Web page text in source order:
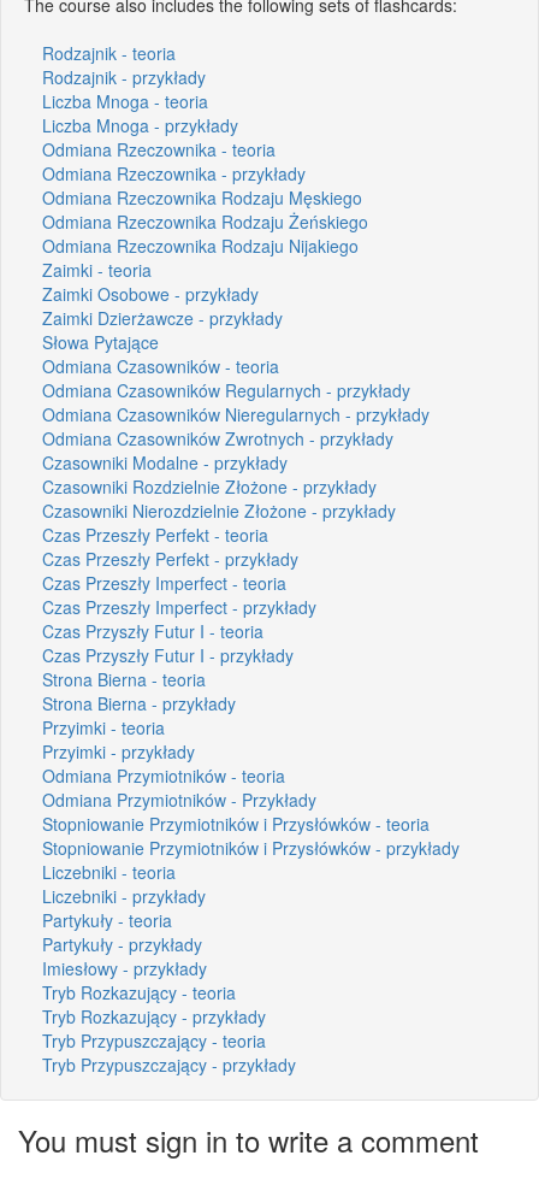
Rodzajnik - teoria
Rodzajnik - przykłady
Liczba Mnoga - teoria
Liczba Mnoga - przykłady
Odmiana Rzeczownika - teoria
Odmiana Rzeczownika - przykłady
Odmiana Rzeczownika Rodzaju Męskiego
Odmiana Rzeczownika Rodzaju Żeńskiego
Odmiana Rzeczownika Rodzaju Nijakiego
Zaimki - teoria
Zaimki Osobowe - przykłady
Zaimki Dzierżawcze - przykłady
Słowa Pytające
Odmiana Czasowników - teoria
Odmiana Czasowników Regularnych - przykłady
Odmiana Czasowników Nieregularnych - przykłady
Odmiana Czasowników Zwrotnych - przykłady
Czasowniki Modalne - przykłady
Czasowniki Rozdzielnie Złożone - przykłady
Czasowniki Nierozdzielnie Złożone - przykłady
Czas Przeszły Perfekt - teoria
Czas Przeszły Perfekt - przykłady
Czas Przeszły Imperfect - teoria
Czas Przeszły Imperfect - przykłady
Czas Przyszły Futur I - teoria
Czas Przyszły Futur I - przykłady
Strona Bierna - teoria
Strona Bierna - przykłady
Przyimki - teoria
Przyimki - przykłady
Odmiana Przymiotników - teoria
Odmiana Przymiotników - Przykłady
Stopniowanie Przymiotników i Przysłówków - teoria
Stopniowanie Przymiotników i Przysłówków - przykłady
Liczebniki - teoria
Liczebniki - przykłady
Partykuły - teoria
Partykuły - przykłady
Imiesłowy - przykłady
Tryb Rozkazujący - teoria
Tryb Rozkazujący - przykłady
Tryb Przypuszczający - teoria
Tryb Przypuszczający - przykłady
You must sign in to write a comment